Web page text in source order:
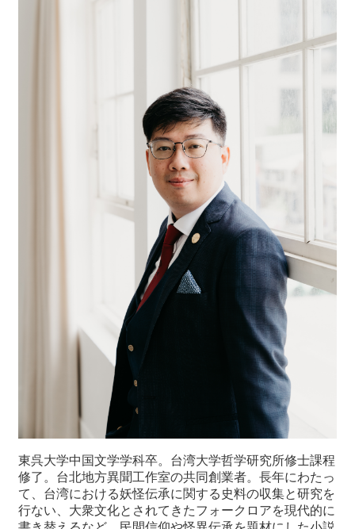
東呉大学中国文学学科卒。台湾大学哲学研究所修士課程
修了。台北地方異聞工作室の共同創業者。長年にわたっ
て、台湾における妖怪伝承に関する史料の収集と研究を
行ない、大衆文化とされてきたフォークロアを現代的に